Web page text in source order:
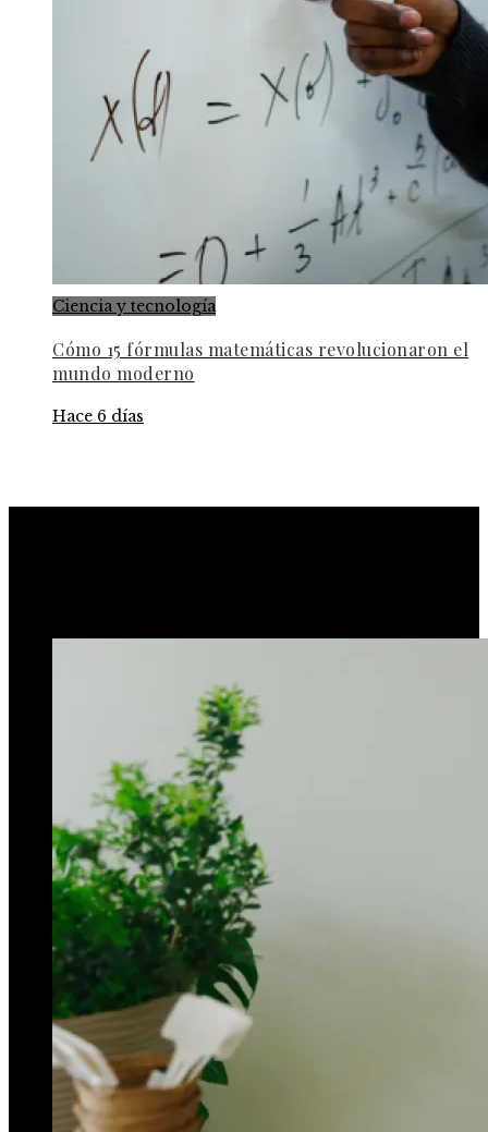
Ciencia y tecnología
Cómo 15 fórmulas matemáticas revolucionaron el
mundo moderno
Hace 6 días